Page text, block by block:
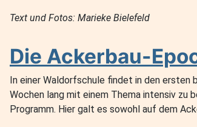
Text und Fotos: Marieke Bielefeld
Die Ackerbau-
In einer Waldorfschule findet in den ersten
Wochen lang mit einem Thema intensiv zu
Programm. Hier galt es sowohl auf dem